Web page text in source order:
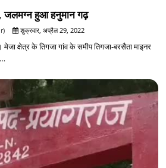
जलमग्न हुआ हनुमान गढ़
शुक्रवार, अप्रैल 29, 2022
मेजा क्षेत्र के तिगजा गांव के समीप तिगजा-बरसैता माइनर